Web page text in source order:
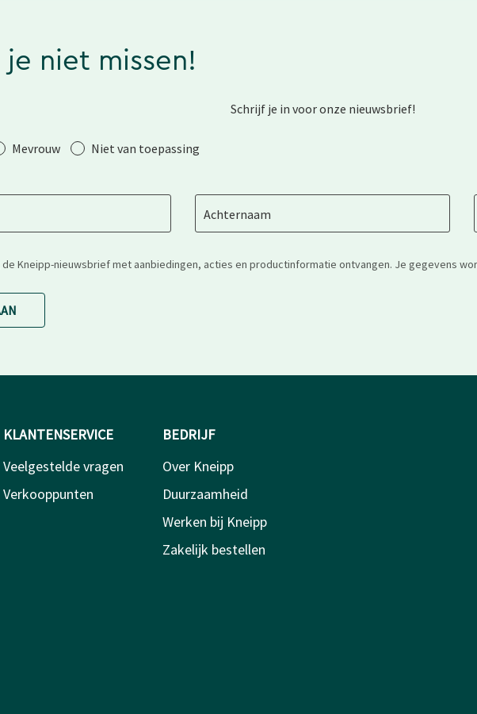
niet missen!
Schrijf je in voor onze nieuwsbrief!
Mevrouw Niet van toepassing
Achternaam
de Kneipp-nieuwsbrief met aanbiedingen, acties en productinformatie ontvangen. Je gegevens
KLANTENSERVICE
Veelgestelde vragen
Verkooppunten
BEDRIJF
Over Kneipp
Duurzaamheid
Werken bij Kneipp
Zakelijk bestellen